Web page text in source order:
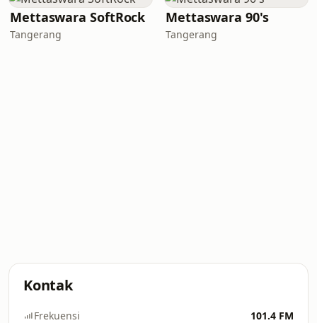
Mettaswara SoftRock
Tangerang
Mettaswara 90's
Tangerang
Kontak
Frekuensi 101.4 FM